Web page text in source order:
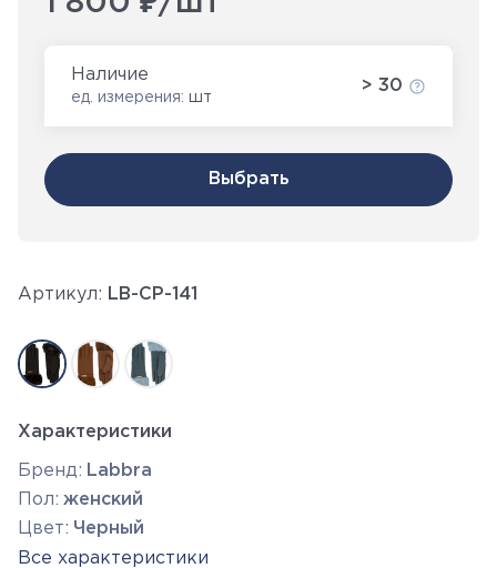
Артикул: LB-CP-141
Характеристики
Бренд: Labbra
Пол: женский
Цвет: Черный
Все характеристики
Наличие
ед. измерения: шт
> 30
Выбрать